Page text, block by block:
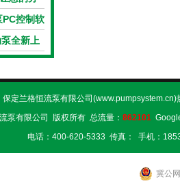
PC控制软
过即可
全新上
保定兰格恒流泵有限公司(www.pumpsystem.cn)
泵有限公司 版权所有 总流量： 862101
电话：400-620-5333 传真： 手机：
冀公